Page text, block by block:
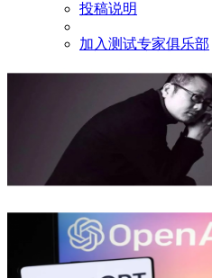
投稿说明
加入测试专家俱乐部